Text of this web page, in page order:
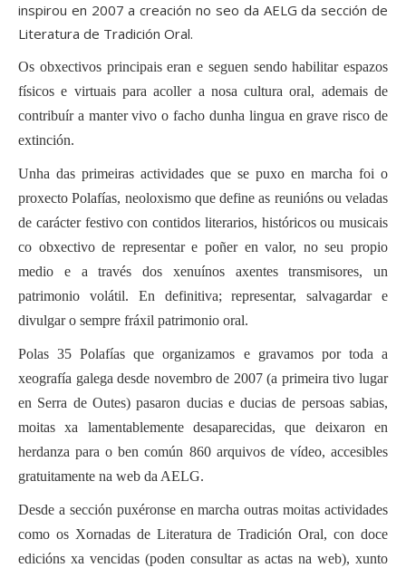
inspirou en 2007 a creación no seo da AELG da sección de
Literatura de Tradición Oral.
Os obxectivos principais eran e seguen sendo habilitar espazos
físicos e virtuais para acoller a nosa cultura oral, ademais de
contribuír a manter vivo o facho dunha lingua en grave risco de
extinción.
Unha das primeiras actividades que se puxo en marcha foi o
proxecto Polafías, neoloxismo que define as reunións ou veladas
de carácter festivo con contidos literarios, históricos ou musicais
co obxectivo de representar e poñer en valor, no seu propio
medio e a través dos xenuínos axentes transmisores, un
patrimonio volátil. En definitiva; representar, salvagardar e
divulgar o sempre fráxil patrimonio oral.
Polas 35 Polafías que organizamos e gravamos por toda a
xeografía galega desde novembro de 2007 (a primeira tivo lugar
en Serra de Outes) pasaron ducias e ducias de persoas sabias,
moitas xa lamentablemente desaparecidas, que deixaron en
herdanza para o ben común 860 arquivos de vídeo, accesibles
gratuitamente na web da AELG.
Desde a sección puxéronse en marcha outras moitas actividades
como os Xornadas de Literatura de Tradición Oral, con doce
edicións xa vencidas (poden consultar as actas na web), xunto